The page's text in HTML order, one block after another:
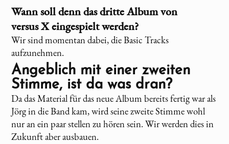
Wann soll denn das dritte Album von
versus Xeingespielt werden?
Wir sind momentan dabei, die Basic Tracks
aufzunehmen.
Angeblich mit einer zweiten
Stimme, ist da was dran?
Da das Material für das neue Album bereits fertig war als
Jörg in die Band kam, wird seine zweite Stimme wohl
nur an ein paar stellen zu hören sein. Wir werden dies in
Zukunft aber ausbauen.